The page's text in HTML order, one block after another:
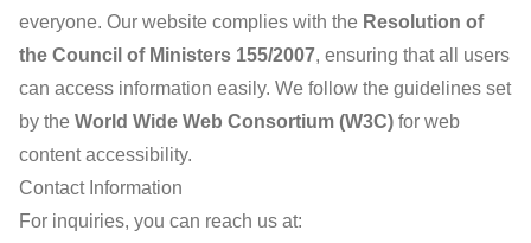
everyone. Our website complies with the Resolution of
the Council of Ministers 155/2007, ensuring that all users
can access information easily. We follow the guidelines set
by the World Wide Web Consortium (W3C) for web
content accessibility.
Contact Information
For inquiries, you can reach us at: